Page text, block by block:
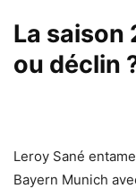
La
ou déclin
Leroy Sané
Bayern Munich